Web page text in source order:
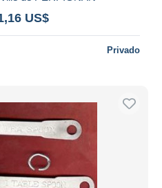
US$
Privado